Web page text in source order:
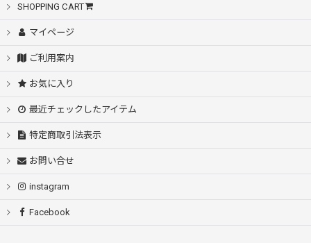
SHOPPING CART
マイページ
ご利用案内
お気に入り
最近チェックしたアイテム
特定商取引法表示
お問い合せ
instagram
Facebook